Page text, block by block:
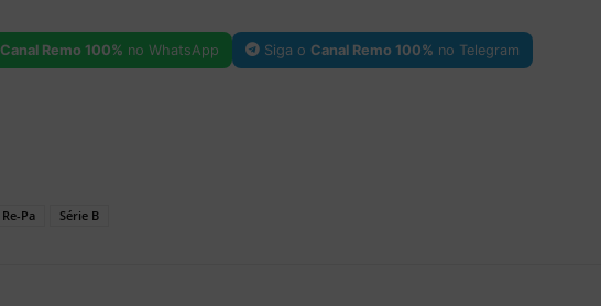
Canal Remo 100% no WhatsApp Siga o Canal Remo 100% no Telegram
Re-Pa Série B